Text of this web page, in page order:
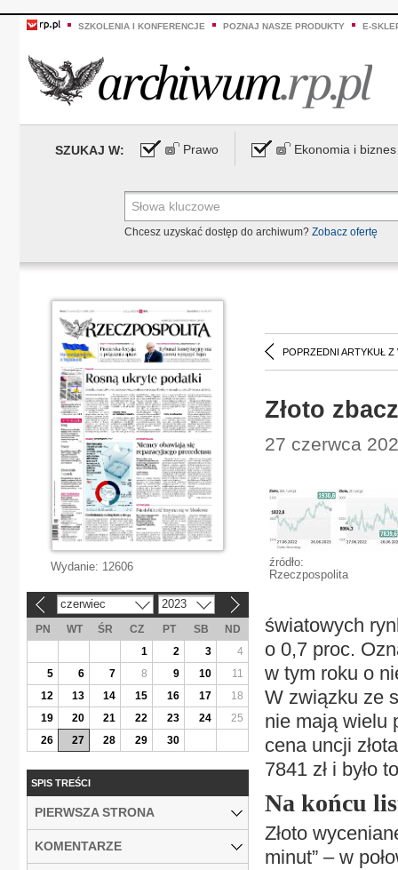
SZKOLENIA I KONFERENCJE POZNAJ NASZE PRODUKTY E-
SZUKAJ W: Prawo Ekonomia i biznes
Chcesz uzyskać dostęp do archiwum? Zobacz ofertę
POPRZEDNI ARTYKUŁ Z
Złoto
27 czerwca
źródło:
Rzeczpospolita
światowych
o 0,7 proc.
w tym roku o
W związku ze
nie mają wielu
cena uncji
7841 zł i było
Na końcu
Złoto
minut” – w
Wydanie: 12606
czerwiec 2023
PN WT ŚR CZ PT SB
ND
1
2 3
4
5
6 7 8 9 10
11
12
13 14 15 16 17
18
19
20 21 22 23 24
25
26
27 28 29 30
SPIS TREŚCI
PIERWSZA STRONA
KOMENTARZE